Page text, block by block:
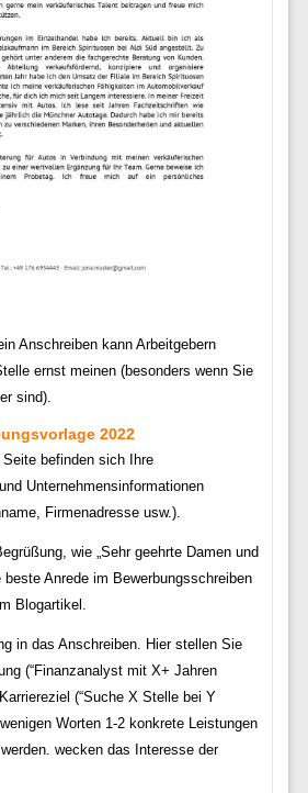
Anschreiben kann Arbeitgebern
ernst meinen (besonders wenn Sie
sind).
2022
befinden sich Ihre
Unternehmensinformationen
Firmenadresse usw.).
wie „Sehr geehrte Damen und
beste Anrede im Bewerbungsschreiben
Blogartikel.
in das Anschreiben. Hier stellen Sie
(“Finanzanalyst mit X+ Jahren
(“Suche X Stelle bei Y
Worten 1-2 konkrete Leistungen
wecken das Interesse der